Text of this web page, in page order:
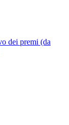
dei premi (da